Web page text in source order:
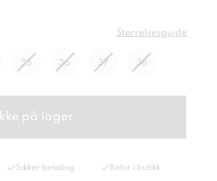
Størrelsesguide
35 36 37 38
Ikke på lager
Sikker betaling Retur i butikk